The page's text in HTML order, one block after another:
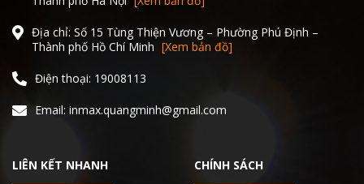
Địa chỉ: Số 15 Tùng Thiện Vương – Phường Phú Định –
Thành phố Hồ Chí Minh [Xem bản đồ]
Điện thoại: 19008113
Email: inmax.quangminh@gmail.com
LIÊN KẾT NHANH CHÍNH SÁCH